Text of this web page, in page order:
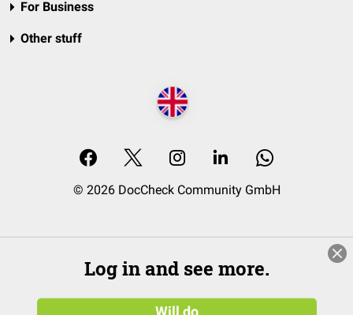
For Business
Other stuff
© 2026 DocCheck Community GmbH
Log in and see more.
Will do